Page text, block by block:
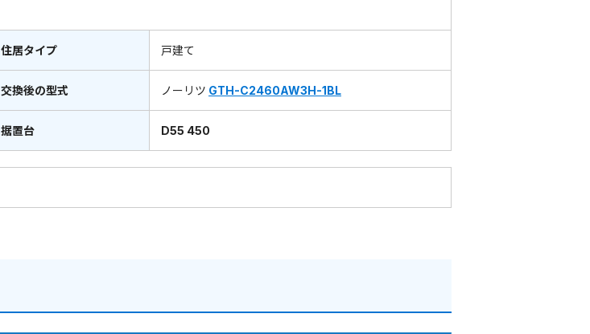
住居タイプ 戸建て
交換後の型式 ノーリツ GTH-C2460AW3H-1BL
据置台 D55 450